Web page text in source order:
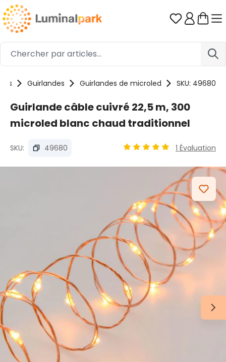
Passer au contenu principal Vous avez
Guirlandes Guirlandes de microled SKU: 49680
Guirlande câble cuivré 22,5 m, 300
microled blanc chaud traditionnel
SKU: 49680 1 Évaluation